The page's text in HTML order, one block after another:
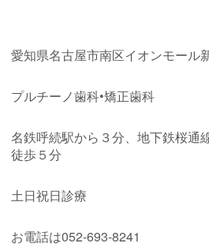
愛知県名古屋市南区イオンモール
プルチーノ歯科•矯正歯科
名鉄呼続駅から３分、地下鉄桜通
徒歩５分
土日祝日診療
お電話は052-693-8241